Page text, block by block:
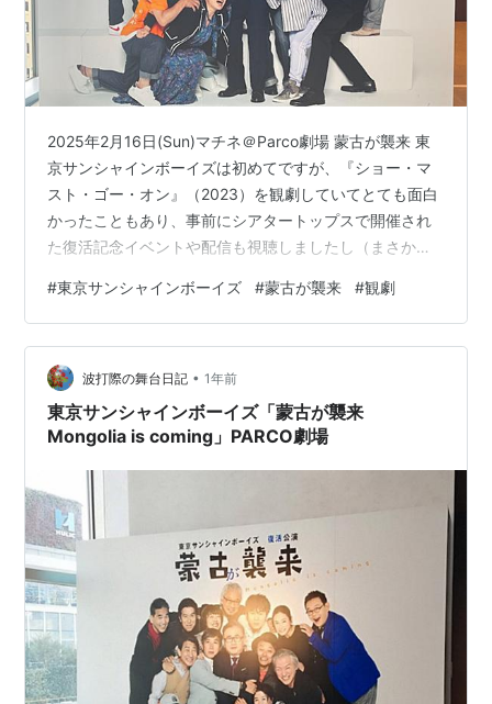
2025年2月16日(Sun)マチネ＠Parco劇場 蒙古が襲来 東
京サンシャインボーイズは初めてですが、『ショー・マ
スト・ゴー・オン』（2023）を観劇していてとても面白
かったこともあり、事前にシアタートップスで開催され
た復活記念イベントや配信も視聴しましたし（まさかリ
いことからドキドキしながら席に着きました。 以下ネタ
バレがあります。 さすがの満席でしたが、多分私の観劇
史上一番年齢層が高かったです。 そりゃあ解散した30年
前に観劇していた＝チケ代を払えていた層が来ているの
ですから当然ですよね。 あらすじ～ 時は鎌倉、対馬の漁
村。昨日と変わら…
#東京サンシャインボーイズ #蒙古が襲来 #観劇
波打際の舞台日記 • 1年前
東京サンシャインボーイズ「蒙古が襲来
Mongolia is coming」PARCO劇場